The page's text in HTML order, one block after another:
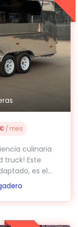
/ mes
culinaria
truck! Este
es el...